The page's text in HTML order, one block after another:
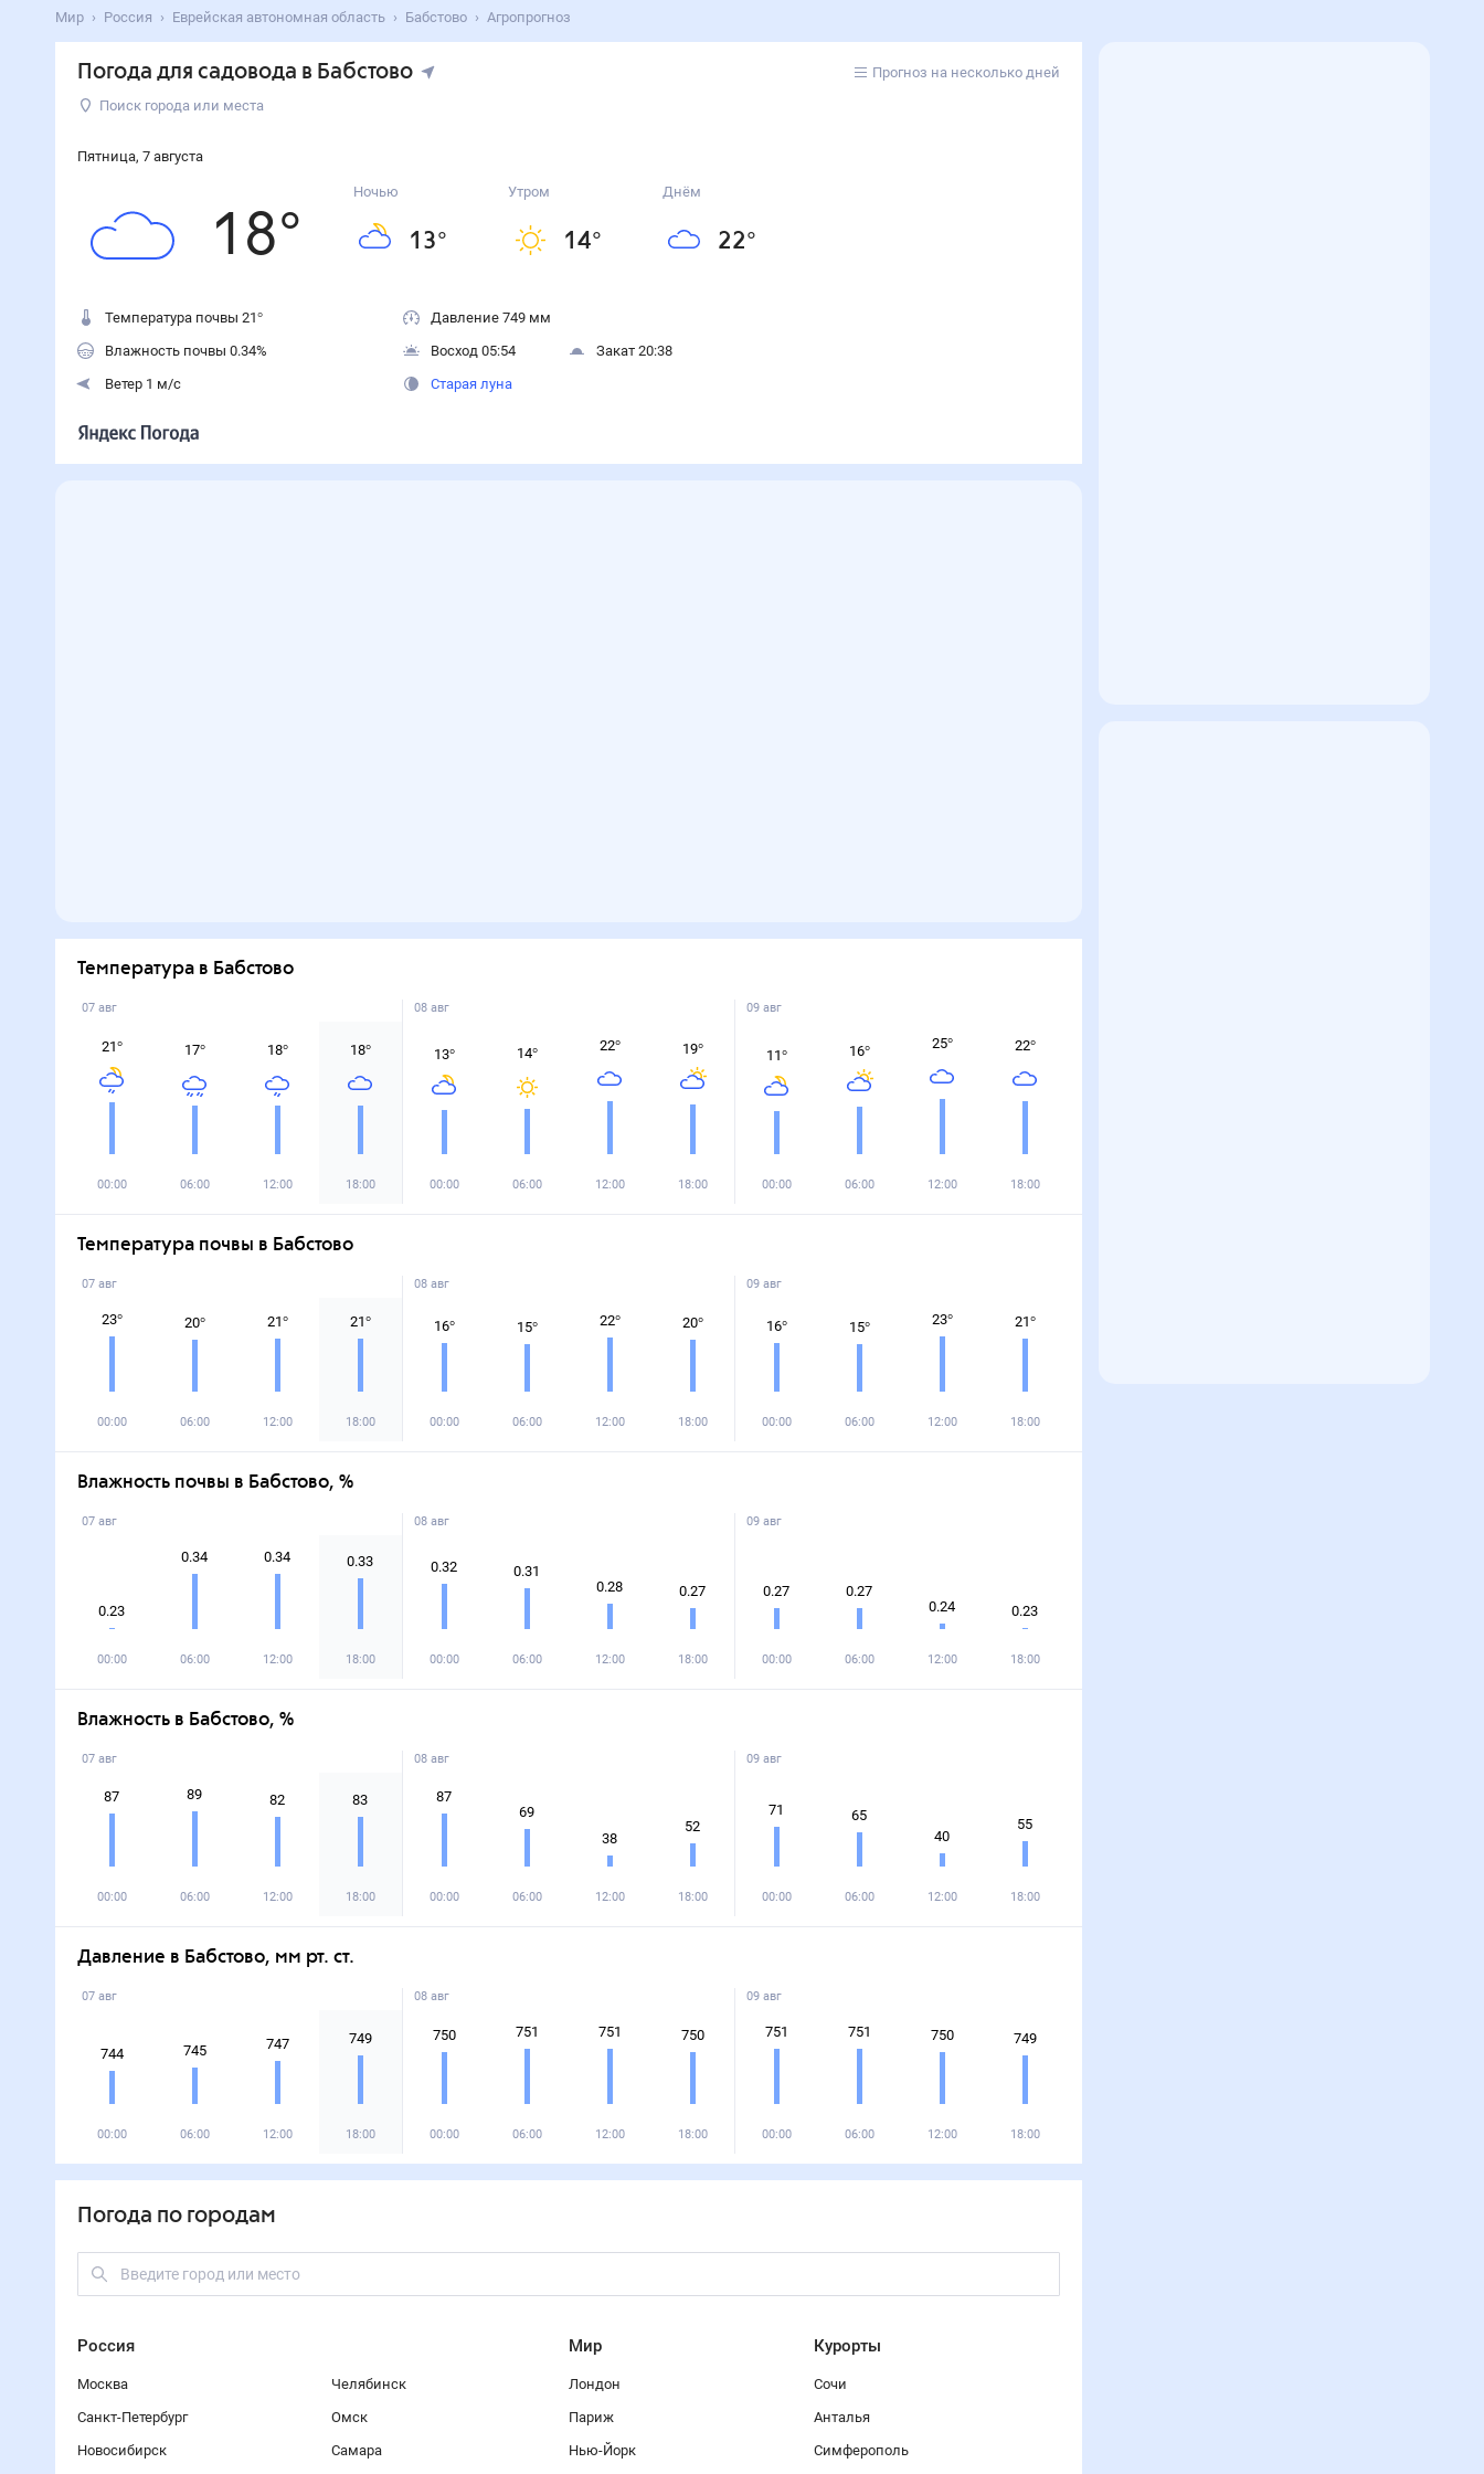
Мир Россия Еврейская автономная область Бабстово Агропрогноз
Погода для садовода в Бабстово
Прогноз на несколько дней
Поиск города или места
Пятница, 7 августа
18°
Ночью
13°
Утром
14°
Днём
22°
Температура почвы 21°
Влажность почвы 0.34%
Ветер 1 м/с
Давление 749 мм
Восход 05:54
Закат 20:38
Старая луна
Температура в Бабстово
07 авг
21°
00:00
17°
06:00
18°
12:00
18°
18:00
08 авг
13°
00:00
14°
06:00
22°
12:00
19°
18:00
09 авг
11°
00:00
16°
06:00
25°
12:00
22°
18:00
Температура почвы в Бабстово
07 авг
23°
00:00
20°
06:00
21°
12:00
21°
18:00
08 авг
16°
00:00
15°
06:00
22°
12:00
20°
18:00
09 авг
16°
00:00
15°
06:00
23°
12:00
21°
18:00
Влажность почвы в Бабстово, %
07 авг
0.23
00:00
0.34
06:00
0.34
12:00
0.33
18:00
08 авг
0.32
00:00
0.31
06:00
0.28
12:00
0.27
18:00
09 авг
0.27
00:00
0.27
06:00
0.24
12:00
0.23
18:00
Влажность в Бабстово, %
07 авг
87
00:00
89
06:00
82
12:00
83
18:00
08 авг
87
00:00
69
06:00
38
12:00
52
18:00
09 авг
71
00:00
65
06:00
40
12:00
55
18:00
Давление в Бабстово, мм рт. ст.
07 авг
744
00:00
745
06:00
747
12:00
749
18:00
08 авг
750
00:00
751
06:00
751
12:00
750
18:00
09 авг
751
00:00
751
06:00
750
12:00
749
18:00
Погода по городам
Россия
Москва
Санкт-Петербург
Новосибирск
Челябинск
Омск
Самара
Мир
Лондон
Париж
Нью-Йорк
Курорты
Сочи
Анталья
Симферополь